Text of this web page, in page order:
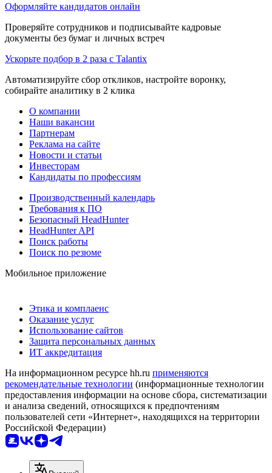
Оформляйте кандидатов онлайн
Проверяйте сотрудников и подписывайте кадровые
документы без бумаг и личных встреч
Ускорьте подбор в 2 раза с Talantix
Автоматизируйте сбор откликов, настройте воронку,
собирайте аналитику в 2 клика
О компании
Наши вакансии
Партнерам
Реклама на сайте
Новости и статьи
Инвесторам
Кандидаты по профессиям
Производственный календарь
Требования к ПО
Безопасный HeadHunter
HeadHunter API
Поиск работы
Поиск по резюме
Мобильное приложение
Этика и комплаенс
Оказание услуг
Использование сайтов
Защита персональных данных
ИТ аккредитация
На информационном ресурсе hh.ru применяются
рекомендательные технологии (информационные технологии
предоставления информации на основе сбора, систематизации
и анализа сведений, относящихся к предпочтениям
пользователей сети «Интернет», находящихся на территории
Российской Федерации)